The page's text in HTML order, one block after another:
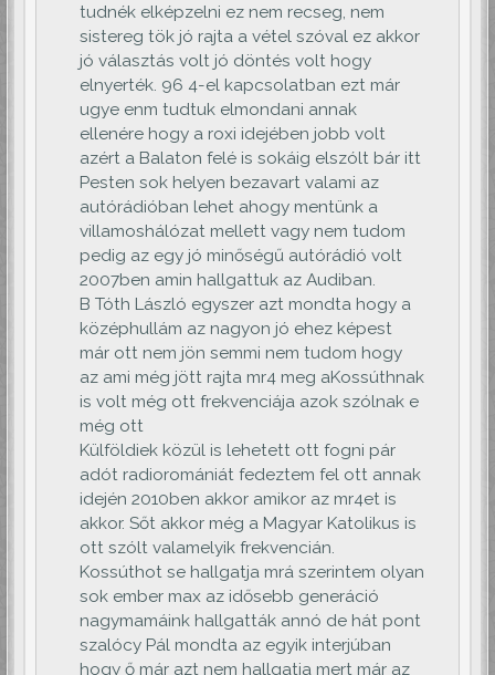
tudnék elképzelni ez nem recseg, nem
sistereg tök jó rajta a vétel szóval ez akkor
jó választás volt jó döntés volt hogy
elnyerték. 96 4-el kapcsolatban ezt már
ugye enm tudtuk elmondani annak
ellenére hogy a roxi idejében jobb volt
azért a Balaton felé is sokáig elszólt bár itt
Pesten sok helyen bezavart valami az
autórádióban lehet ahogy mentünk a
villamoshálózat mellett vagy nem tudom
pedig az egy jó minőségű autórádió volt
2007ben amin hallgattuk az Audiban.
B Tóth László egyszer azt mondta hogy a
középhullám az nagyon jó ehez képest
már ott nem jön semmi nem tudom hogy
az ami még jött rajta mr4 meg aKossúthnak
is volt még ott frekvenciája azok szólnak e
még ott
Külföldiek közül is lehetett ott fogni pár
adót radioromániát fedeztem fel ott annak
idején 2010ben akkor amikor az mr4et is
akkor. Sőt akkor még a Magyar Katolikus is
ott szólt valamelyik frekvencián.
Kossúthot se hallgatja mrá szerintem olyan
sok ember max az idősebb generáció
nagymamáink hallgatták annó de hát pont
szalócy Pál mondta az egyik interjúban
hogy ő már azt nem hallgatja mert már az